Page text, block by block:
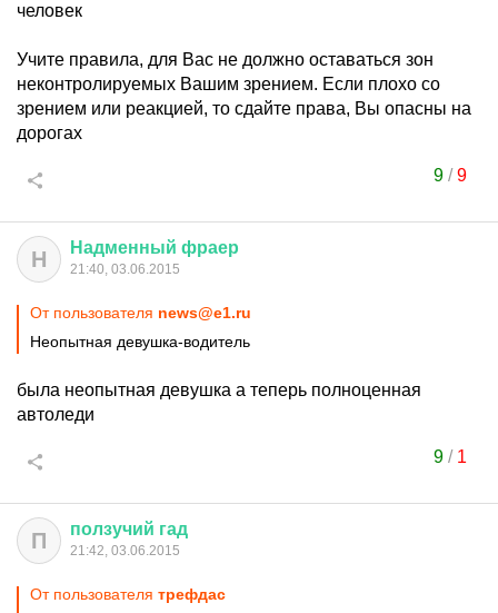
человек
Учите правила, для Вас не должно оставаться зон
неконтролируемых Вашим зрением. Если плохо со
зрением или реакцией, то сдайте права, Вы опасны на
дорогах
9/9
Н Надменный фраер
21:40, 03.06.2015
От пользователя news@e1.ru
Неопытная девушка-водитель
была неопытная девушка а теперь полноценная
автоледи
9/ 1
П ползучий гад
21:42, 03.06.2015
От пользователя трефдас